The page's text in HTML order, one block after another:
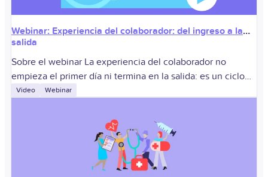
Webinar: Experiencia del colaborador: del ingreso a la
salida
Sobre el webinar La experiencia del colaborador no
empieza el primer día ni termina en la salida: es un ciclo
continuo que impacta la retención, el compromiso y la
Video Webinar